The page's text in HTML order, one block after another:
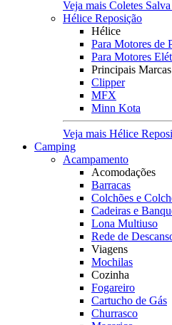
Veja mais Coletes
Hélice Reposição
Hélice
Para Motores de
Para Motores
Principais Marcas
Clipper
MFX
Minn Kota
Veja mais Hélice
Camping
Acampamento
Acomodações
Barracas
Colchões e
Cadeiras e
Lona Multiuso
Rede de
Viagens
Mochilas
Cozinha
Fogareiro
Cartucho de Gás
Churrasco